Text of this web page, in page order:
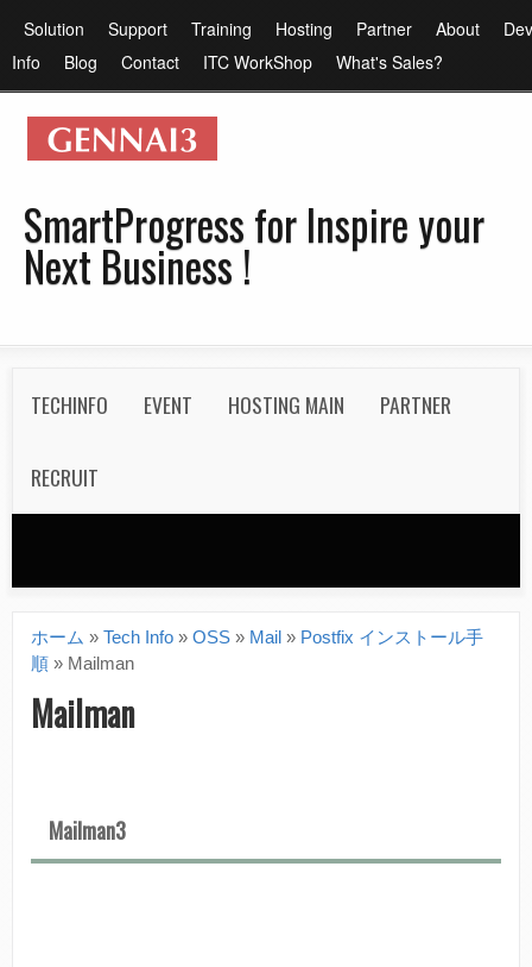
コ
ン
ン
ツ
に
動
メ
イ
ン
ニ
ー
Solution Support Training Hosting Partner About
Info
Blog Contact ITC WorkShop What's Sales?
SmartProgress for Inspire your
Next Business !
o
TECHINFO EVENT HOSTING MAIN PARTNER
RECRUIT
現
在
地
ホーム » Tech Info » OSS » Mail » Postfix インストール手
順 » Mailman
Mailman
Mailman3